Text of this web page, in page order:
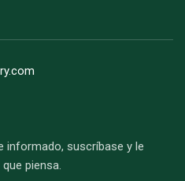
informado, suscríbase y le
piensa.